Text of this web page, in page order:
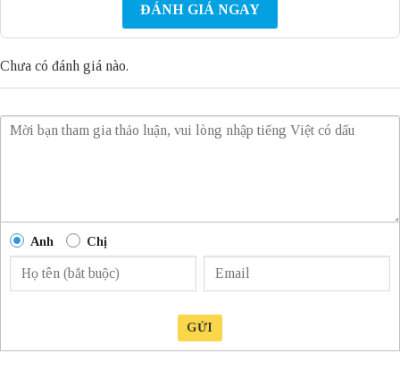
ĐÁNH GIÁ NGAY
Chưa có đánh giá nào.
Anh Chị
GỬI